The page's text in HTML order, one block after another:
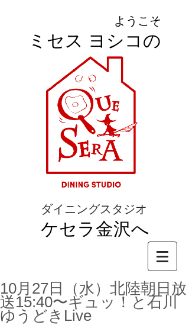
ようこそ
ミセス ヨシコの
ダイニングスタジオ
ケセラ金沢へ
10月27日（水）北陸朝日放
送15:40〜ギュッ！と石川
ゆうどきLive